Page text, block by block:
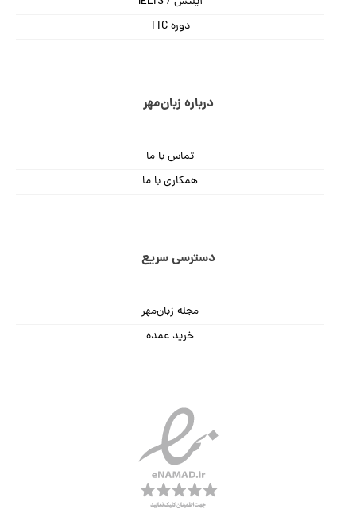
دوره TTC
درباره زبان‌مهر
تماس با ما
همکاری با ما
دسترسی سریع
مجله زبان‌مهر
خرید عمده